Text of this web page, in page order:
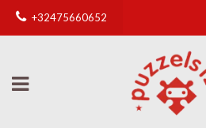
+32475660652